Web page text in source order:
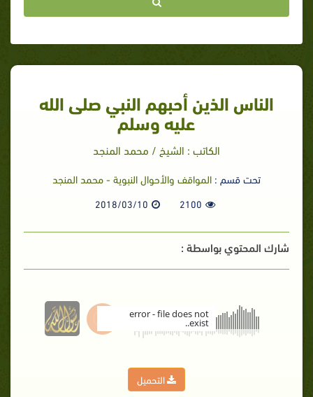
الناس الذين أحبهم النبي صلى الله
عليه وسلم
الكاتب : الشيخ / محمد المنجد
تحت قسم : المواقف والأحوال النبوية - محمد المنجد
2100
2018/03/10
شارك المحتوي بواسطة :
error - file does not
exist..
التحميل